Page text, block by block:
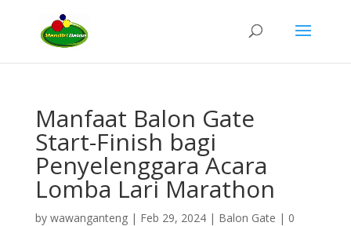
Manfaat Balon Gate
Start-Finish bagi
Penyelenggara Acara
Lomba Lari Marathon
by wawanganteng| Feb 29, 2024| Balon Gate | 0